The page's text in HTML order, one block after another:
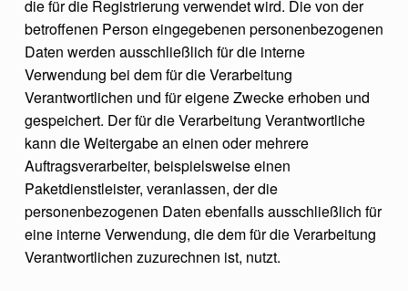
die für die Registrierung verwendet wird. Die von der
betroffenen Person eingegebenen personenbezogenen
Daten werden ausschließlich für die interne
Verwendung bei dem für die Verarbeitung
Verantwortlichen und für eigene Zwecke erhoben und
gespeichert. Der für die Verarbeitung Verantwortliche
kann die Weitergabe an einen oder mehrere
Auftragsverarbeiter, beispielsweise einen
Paketdienstleister, veranlassen, der die
personenbezogenen Daten ebenfalls ausschließlich für
eine interne Verwendung, die dem für die Verarbeitung
Verantwortlichen zuzurechnen ist, nutzt.